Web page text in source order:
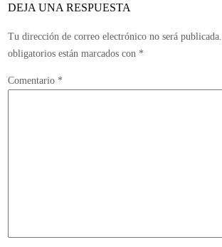
versión
Xbox
DEJA UNA RESPUESTA
Tu dirección de correo electrónico no será publicada.
obligatorios están marcados con *
Comentario *